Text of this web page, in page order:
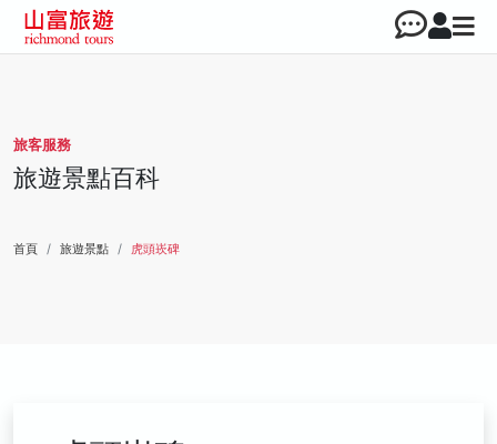
旅客服務
旅遊景點百科
首頁 旅遊景點 虎頭崁碑